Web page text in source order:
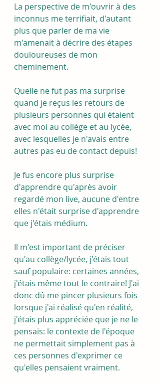
La perspective de m'ouvrir à des
inconnus me terrifiait, d'autant
plus que parler de ma vie
m'amenait à décrire des étapes
douloureuses de mon
cheminement.
Quelle ne fut pas ma surprise
quand je reçus les retours de
plusieurs personnes qui étaient
avec moi au collège et au lycée,
avec lesquelles je n'avais entre
autres pas eu de contact depuis!
Je fus encore plus surprise
d'apprendre qu'après avoir
regardé mon live, aucune d'entre
elles n'était surprise d'apprendre
que j'étais médium.
Il m'est important de préciser
qu'au collège/lycée, j'étais tout
sauf populaire: certaines années,
j'étais même tout le contraire! J'ai
donc dû me pincer plusieurs fois
lorsque j'ai réalisé qu'en réalité,
j'étais plus appréciée que je ne le
pensais: le contexte de l'époque
ne permettait simplement pas à
ces personnes d'exprimer ce
qu'elles pensaient vraiment.